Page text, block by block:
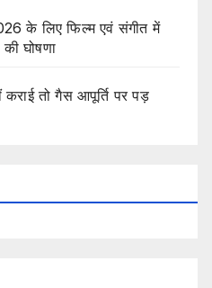
के लिए फिल्म एवं संगीत में
घोषणा
तो गैस आपूर्ति पर पड़